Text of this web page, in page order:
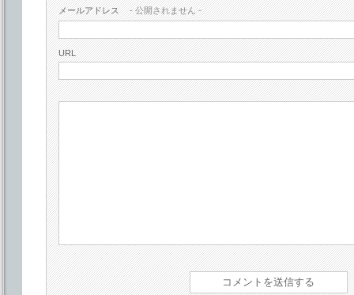
メールアドレス - 公開されません -
URL